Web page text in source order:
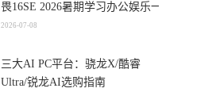
畏16SE 2026暑期学习办公娱乐一
机搞定
2026-07-08
三大AI PC平台：骁龙X/酷睿
Ultra/锐龙AI选购指南